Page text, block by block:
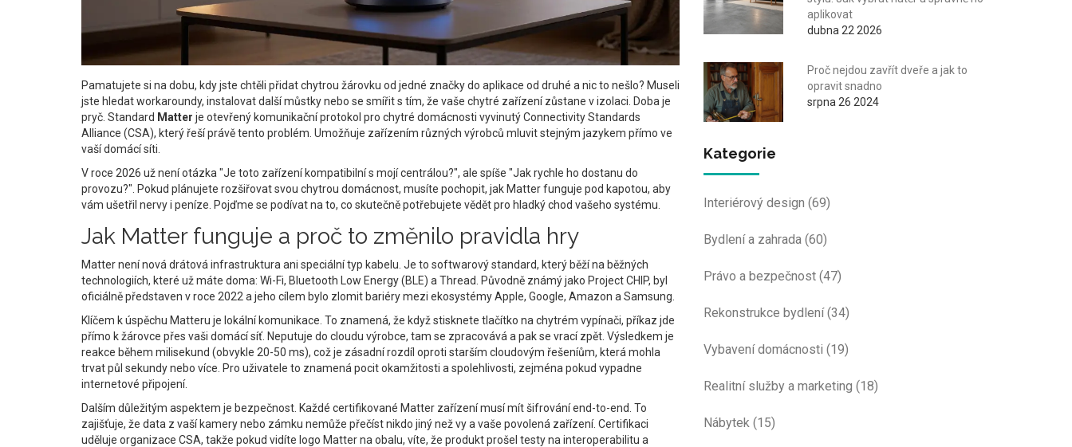
Pamatujete si na dobu, kdy jste chtěli přidat chytrou žárovku od jedné značky do aplikace od druhé a nic to nešlo? Museli
jste hledat workaroundy, instalovat další můstky nebo se smířit s tím, že vaše chytré zařízení zůstane v izolaci. Doba je
pryč. Standard Matter je otevřený komunikační protokol pro chytré domácnosti vyvinutý Connectivity Standards
Alliance (CSA), který řeší právě tento problém. Umožňuje zařízením různých výrobců mluvit stejným jazykem přímo ve
vaší domácí síti.
V roce 2026 už není otázka "Je toto zařízení kompatibilní s mojí centrálou?", ale spíše "Jak rychle ho dostanu do
provozu?". Pokud plánujete rozšiřovat svou chytrou domácnost, musíte pochopit, jak Matter funguje pod kapotou, aby
vám ušetřil nervy i peníze. Pojďme se podívat na to, co skutečně potřebujete vědět pro hladký chod vašeho systému.
Jak Matter funguje a proč to změnilo pravidla hry
Matter není nová drátová infrastruktura ani speciální typ kabelu. Je to softwarový standard, který běží na běžných
technologiích, které už máte doma: Wi-Fi, Bluetooth Low Energy (BLE) a Thread. Původně známý jako Project CHIP, byl
oficiálně představen v roce 2022 a jeho cílem bylo zlomit bariéry mezi ekosystémy Apple, Google, Amazon a Samsung.
Klíčem k úspěchu Matteru je lokální komunikace. To znamená, že když stisknete tlačítko na chytrém vypínači, příkaz jde
přímo k žárovce přes vaši domácí síť. Neputuje do cloudu výrobce, tam se zpracovává a pak se vrací zpět. Výsledkem je
reakce během milisekund (obvykle 20-50 ms), což je zásadní rozdíl oproti starším cloudovým řešeníům, která mohla
trvat půl sekundy nebo více. Pro uživatele to znamená pocit okamžitosti a spolehlivosti, zejména pokud vypadne
internetové připojení.
Dalším důležitým aspektem je bezpečnost. Každé certifikované Matter zařízení musí mít šifrování end-to-end. To
zajišťuje, že data z vaší kamery nebo zámku nemůže přečíst nikdo jiný než vy a vaše povolená zařízení. Certifikaci
uděluje organizace CSA, takže pokud vidíte logo Matter na obalu, víte, že produkt prošel testy na interoperabilitu a
aplikovat
dubna 22 2026
Proč nejdou zavřít dveře a jak to
opravit snadno
srpna 26 2024
Kategorie
Interiérový design (69)
Bydlení a zahrada (60)
Právo a bezpečnost (47)
Rekonstrukce bydlení(34)
Vybavení domácnosti (19)
Realitní služby a marketing (18)
Nábytek (15)